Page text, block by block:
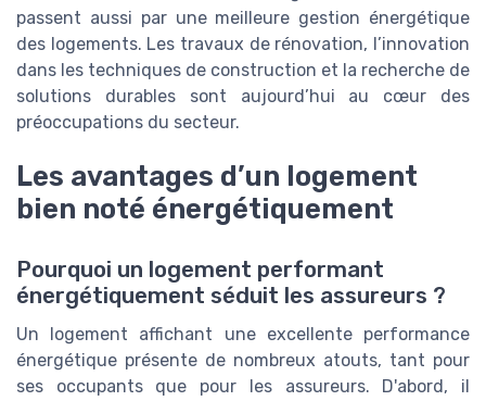
passent aussi par une meilleure gestion énergétique
des logements. Les travaux de rénovation, l’innovation
dans les techniques de construction et la recherche de
solutions durables sont aujourd’hui au cœur des
préoccupations du secteur.
Les avantages d’un logement
bien noté énergétiquement
Pourquoi un logement performant
énergétiquement séduit les assureurs ?
Un logement affichant une excellente performance
énergétique présente de nombreux atouts, tant pour
ses occupants que pour les assureurs. D'abord, il